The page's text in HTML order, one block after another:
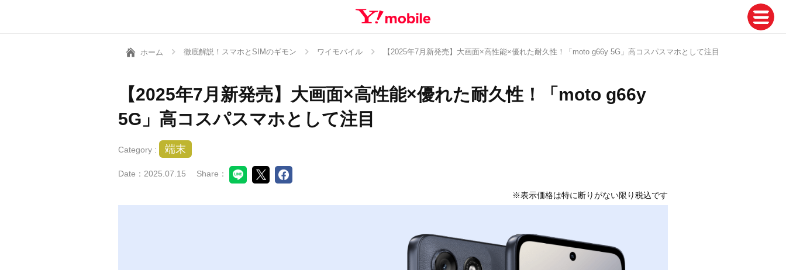
ホーム 徹底解説！スマホとSIMのギモン ワイモバイル 【2025年7月新発売】大画面×高性能×優れた耐久性！「moto g66y 5G」高コスパスマホとして注目
【2025年7月新発売】大画面×高性能×優れた耐久性！「moto g66y
5G」高コスパスマホとして注目
Category : 端末
Date：2025.07.15 Share：
※表示価格は特に断りがない限り税込です